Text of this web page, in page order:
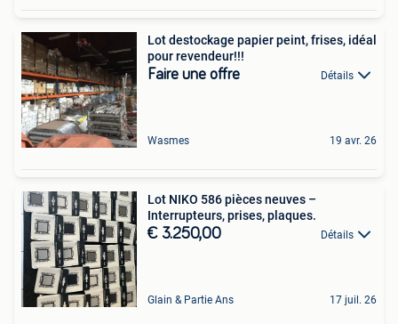
Lot destockage papier peint, frises, idéal
pour revendeur!!!
Faire une offre Détails
Wasmes 19 avr. 26
Lot NIKO 586 pièces neuves –
Interrupteurs, prises, plaques.
€ 3.250,00 Détails
Glain & Partie Ans 17 juil. 26